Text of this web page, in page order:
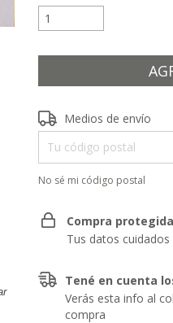
Entregas para el CP:
Medios de envío
No sé mi código postal
Compra protegida
Tus datos
Tené en cuenta
Verás esta info al
compra